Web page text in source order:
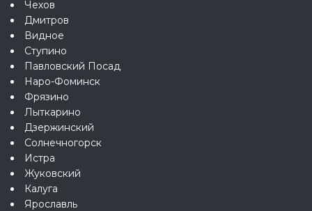
Чехов
Дмитров
Видное
Ступино
Павловский Посад
Наро-Фоминск
Фрязино
Лыткарино
Дзержинский
Солнечногорск
Истра
Жуковский
Калуга
Ярославль